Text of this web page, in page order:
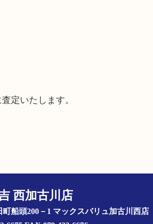
定いたします。
西加古川店
町船頭200－1 マックスバリュ加古川西店